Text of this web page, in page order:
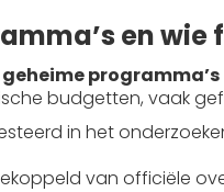
en wie
programma’s
budgetten, vaak
in het
van officiële